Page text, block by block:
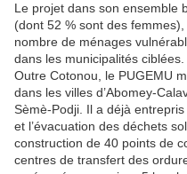
Le projet dans son ensemble
(dont 52 % sont des
nombre de ménages
dans les municipalités ciblées.
Outre Cotonou, le PUGEMU
dans les villes d’Abomey-
Sèmè-Podji. Il a déjà
et l’évacuation des déchets
construction de 40 points de
centres de transfert des